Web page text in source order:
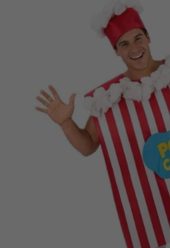
compras rapidamente em nossa loja
pedidos e consultar suas
Vá em frente! Estávamos
CRIAR